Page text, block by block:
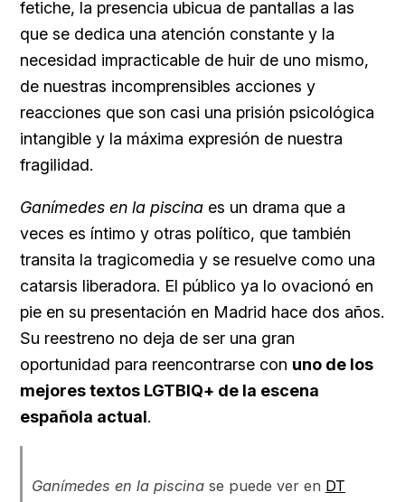
fetiche, la presencia ubicua de pantallas a las
que se dedica una atención constante y la
necesidad impracticable de huir de uno mismo,
de nuestras incomprensibles acciones y
reacciones que son casi una prisión psicológica
intangible y la máxima expresión de nuestra
fragilidad.
Ganímedes en la piscina es un drama que a
veces es íntimo y otras político, que también
transita la tragicomedia y se resuelve como una
catarsis liberadora. El público ya lo ovacionó en
pie en su presentación en Madrid hace dos años.
Su reestreno no deja de ser una gran
oportunidad para reencontrarse con uno de los
mejores textos LGTBIQ+ de la escena
española actual.
Ganímedes en la piscina se puede ver en DT